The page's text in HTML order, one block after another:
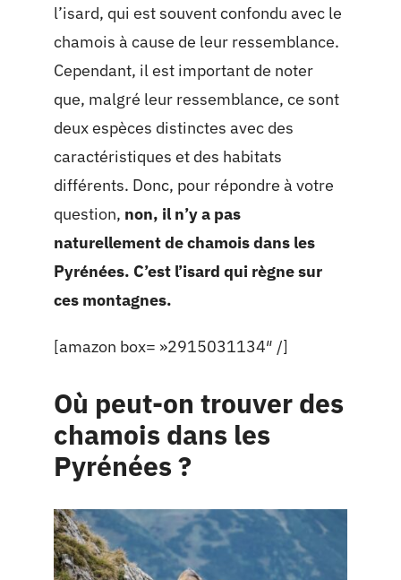
l’isard, qui est souvent confondu avec le
chamois à cause de leur ressemblance.
Cependant, il est important de noter
que, malgré leur ressemblance, ce sont
deux espèces distinctes avec des
caractéristiques et des habitats
différents. Donc, pour répondre à votre
question, non, il n’y a pas
naturellement de chamois dans les
Pyrénées. C’est l’isard qui règne sur
ces montagnes.
[amazon box= »2915031134″ /]
Où peut-on trouver des
chamois dans les
Pyrénées ?